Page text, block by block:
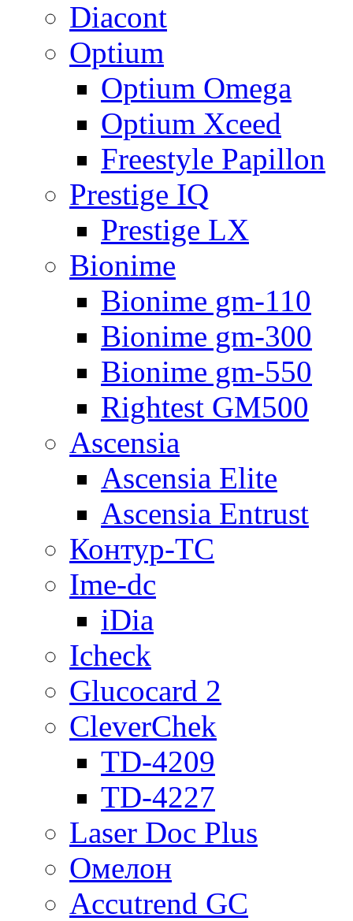
Diacont
Optium
Optium Omega
Optium Xceed
Freestyle Papillon
Prestige IQ
Prestige LX
Bionime
Bionime gm-110
Bionime gm-300
Bionime gm-550
Rightest GM500
Ascensia
Ascensia Elite
Ascensia Entrust
Контур-ТС
Ime-dc
iDia
Icheck
Glucocard 2
CleverChek
TD-4209
TD-4227
Laser Doc Plus
Омелон
Accutrend GC